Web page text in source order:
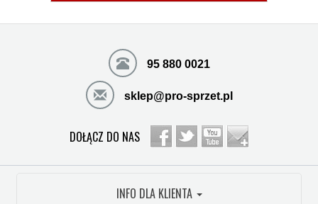
95 880 0021
sklep@pro-sprzet.pl
DOŁĄCZ DO NAS
INFO DLA KLIENTA